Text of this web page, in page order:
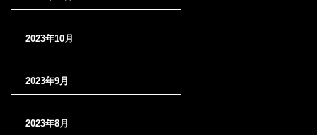
2023年10月
2023年9月
2023年8月